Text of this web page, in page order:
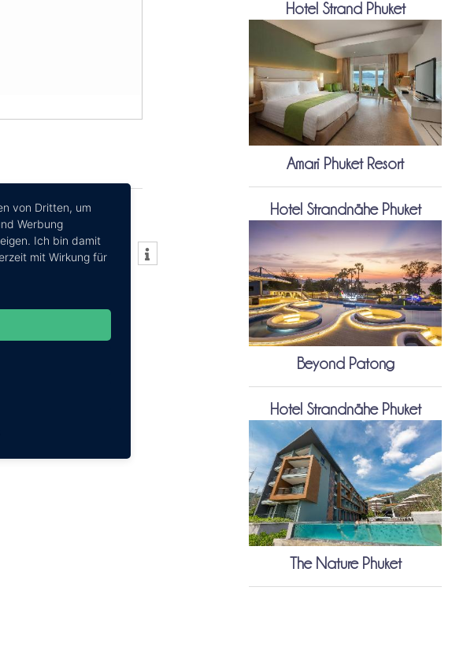
teilen
Hotel Strand Phuket
Amari Phuket Resort
Hotel Strandnähe Phuket
Beyond Patong
Hotel Strandnähe Phuket
The Nature Phuket
von Dritten, um
Werbung
Ich bin damit
mit Wirkung für